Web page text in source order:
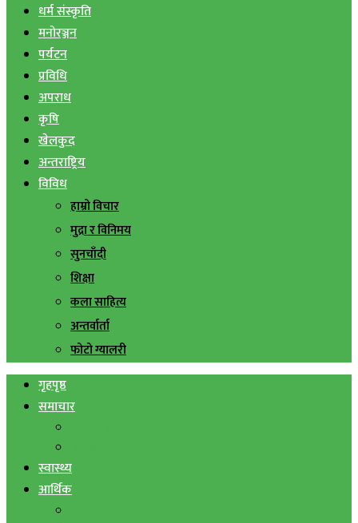
धर्म संस्कृति
मनोरञ्जन
पर्यटन
प्रविधि
अपराध
कृषि
खेलकुद
अन्तराष्ट्रिय
विविध
हाम्रो विचार
मुद्रा र विनिमय
सुनचाँदी
शिक्षा
कला साहित्य
अन्तर्वार्ता
फोटो ग्यालरी
गृहपृष्ठ
समाचार
स्वास्थ्य
आर्थिक